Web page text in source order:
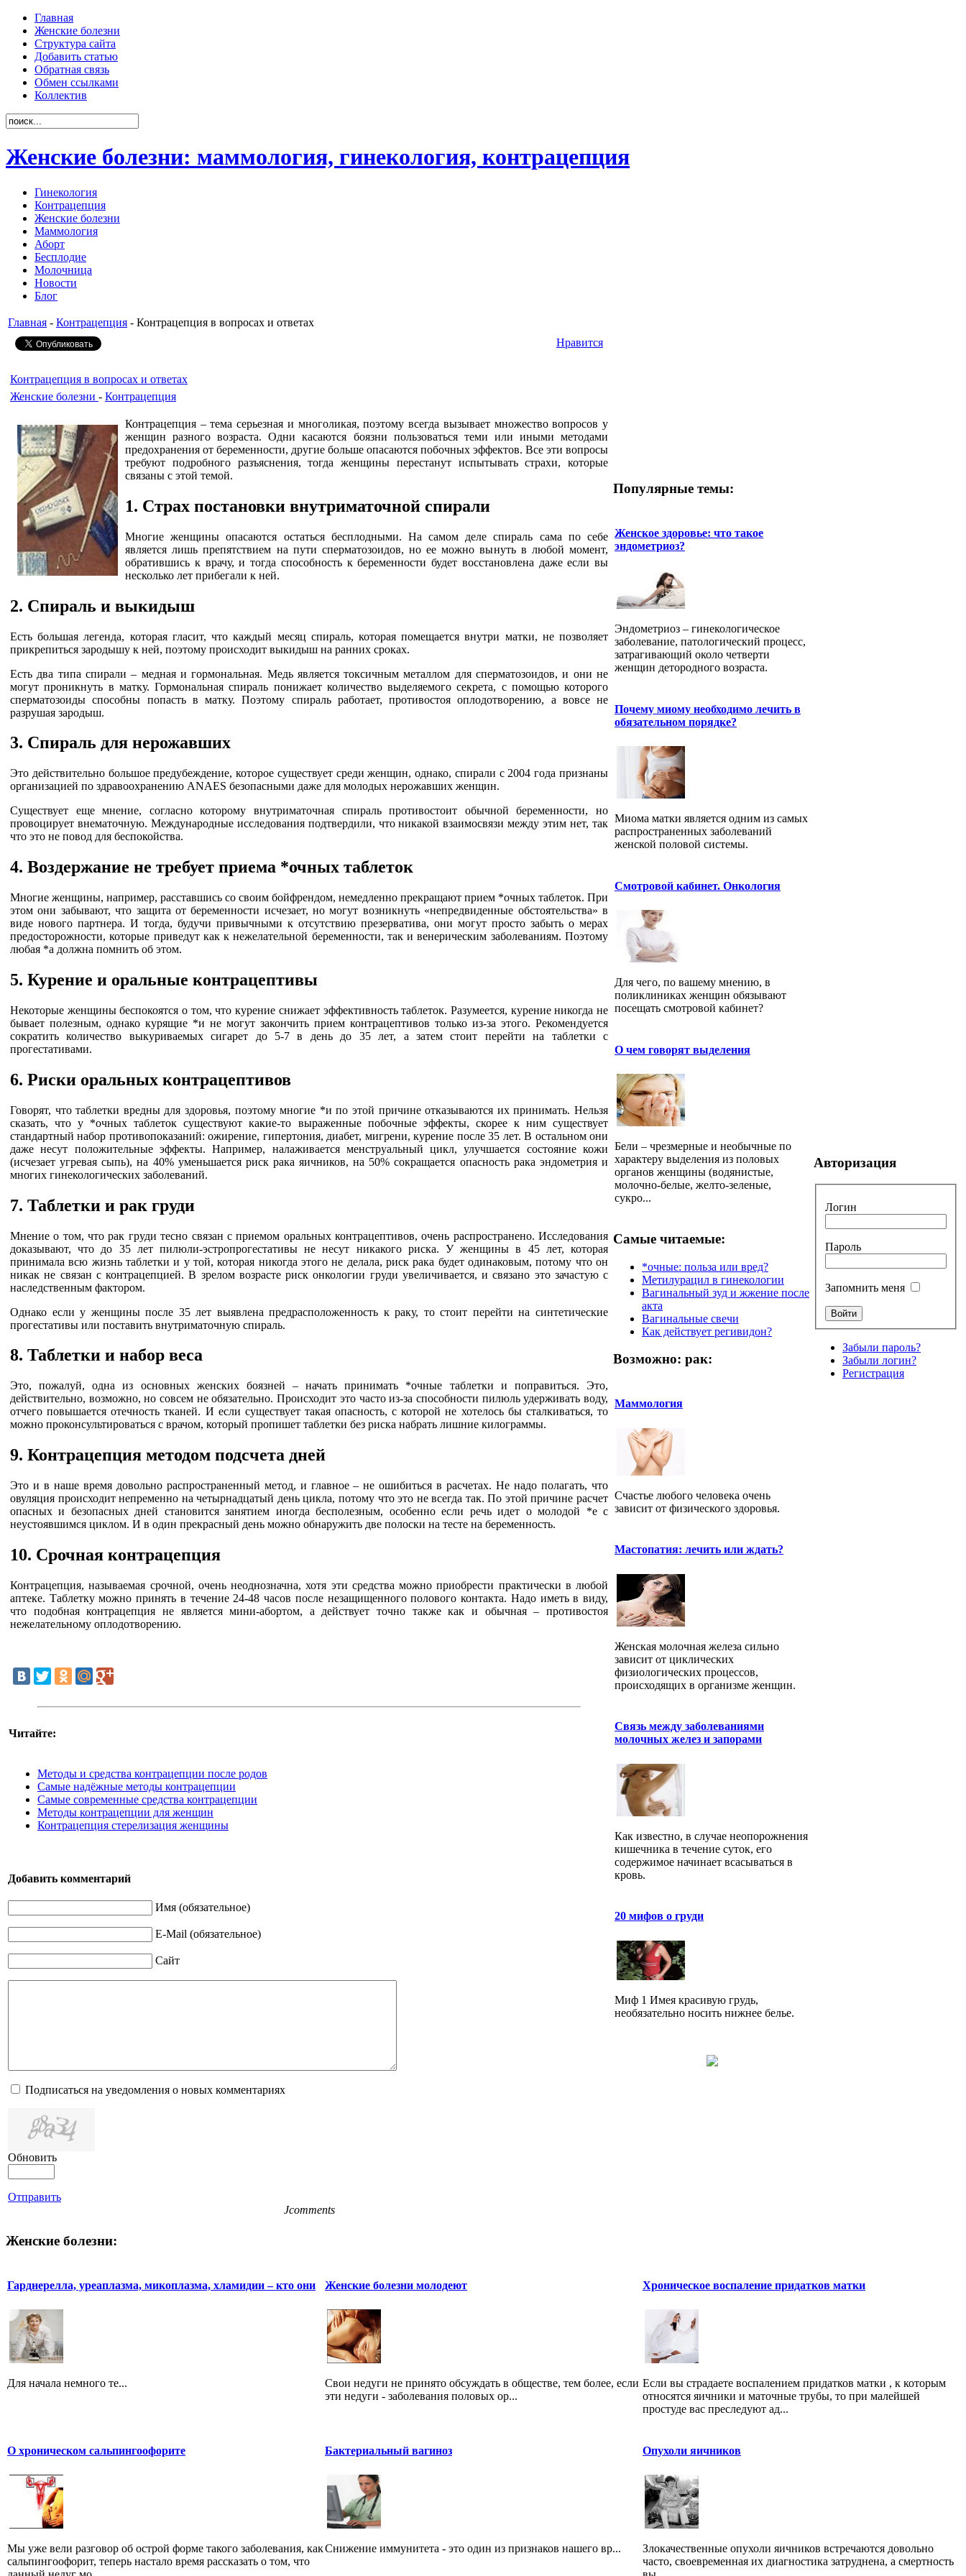
Главная
Женские болезни
Структура сайта
Добавить статью
Обратная связь
Обмен ссылками
Коллектив
Женские болезни: маммология, гинекология, контрацепция
Гинекология
Контрацепция
Женские болезни
Маммология
Аборт
Бесплодие
Молочница
Новости
Блог
Главная - Контрацепция - Контрацепция в вопросах и ответах
Нравится
Контрацепция в вопросах и ответах
Женские болезни - Контрацепция
Контрацепция – тема серьезная и многоликая, поэтому всегда вызывает множество вопросов у
женщин разного возраста. Одни касаются боязни пользоваться теми или иными методами
предохранения от беременности, другие больше опасаются побочных эффектов. Все эти вопросы
требуют подробного разъяснения, тогда женщины перестанут испытывать страхи, которые
связаны с этой темой.
1. Страх постановки внутриматочной спирали
Многие женщины опасаются остаться бесплодными. На самом деле спираль сама по себе
является лишь препятствием на пути сперматозоидов, но ее можно вынуть в любой момент,
обратившись к врачу, и тогда способность к беременности будет восстановлена даже если вы
несколько лет прибегали к ней.
2. Спираль и выкидыш
Есть большая легенда, которая гласит, что каждый месяц спираль, которая помещается внутри матки, не позволяет
прикрепиться зародышу к ней, поэтому происходит выкидыш на ранних сроках.
Есть два типа спирали – медная и гормональная. Медь является токсичным металлом для сперматозоидов, и они не
могут проникнуть в матку. Гормональная спираль понижает количество выделяемого секрета, с помощью которого
сперматозоиды способны попасть в матку. Поэтому спираль работает, противостоя оплодотворению, а вовсе не
разрушая зародыш.
3. Спираль для нерожавших
Это действительно большое предубеждение, которое существует среди женщин, однако, спирали с 2004 года признаны
организацией по здравоохранению ANAES безопасными даже для молодых нерожавших женщин.
Существует еще мнение, согласно которому внутриматочная спираль противостоит обычной беременности, но
провоцирует внематочную. Международные исследования подтвердили, что никакой взаимосвязи между этим нет, так
что это не повод для беспокойства.
4. Воздержание не требует приема *очных таблеток
Многие женщины, например, расставшись со своим бойфрендом, немедленно прекращают прием *очных таблеток. При
этом они забывают, что защита от беременности исчезает, но могут возникнуть «непредвиденные обстоятельства» в
виде нового партнера. И тогда, будучи привычными к отсутствию презерватива, они могут просто забыть о мерах
предосторожности, которые приведут как к нежелательной беременности, так и венерическим заболеваниям. Поэтому
любая *а должна помнить об этом.
5. Курение и оральные контрацептивы
Некоторые женщины беспокоятся о том, что курение снижает эффективность таблеток. Разумеется, курение никогда не
бывает полезным, однако курящие *и не могут закончить прием контрацептивов только из-за этого. Рекомендуется
сократить количество выкуриваемых сигарет до 5-7 в день до 35 лет, а затем стоит перейти на таблетки с
прогестативами.
6. Риски оральных контрацептивов
Говорят, что таблетки вредны для здоровья, поэтому многие *и по этой причине отказываются их принимать. Нельзя
сказать, что у *очных таблеток существуют какие-то выраженные побочные эффекты, скорее к ним существует
стандартный набор противопоказаний: ожирение, гипертония, диабет, мигрени, курение после 35 лет. В остальном они
даже несут положительные эффекты. Например, налаживается менструальный цикл, улучшается состояние кожи
(исчезает угревая сыпь), на 40% уменьшается риск рака яичников, на 50% сокращается опасность рака эндометрия и
многих гинекологических заболеваний.
7. Таблетки и рак груди
Мнение о том, что рак груди тесно связан с приемом оральных контрацептивов, очень распространено. Исследования
доказывают, что до 35 лет пилюли-эстропрогестативы не несут никакого риска. У женщины в 45 лет, которая
принимала всю жизнь таблетки и у той, которая никогда этого не делала, риск рака будет одинаковым, потому что он
никак не связан с контрацепцией. В зрелом возрасте риск онкологии груди увеличивается, и связано это зачастую с
наследственным фактором.
Однако если у женщины после 35 лет выявлена предрасположенность к раку, то стоит перейти на синтетические
прогестативы или поставить внутриматочную спираль.
8. Таблетки и набор веса
Это, пожалуй, одна из основных женских боязней – начать принимать *очные таблетки и поправиться. Это,
действительно, возможно, но совсем не обязательно. Происходит это часто из-за способности пилюль удерживать воду,
отчего повышается отечность тканей. И если существует такая опасность, с которой не хотелось бы сталкиваться, то
можно проконсультироваться с врачом, который пропишет таблетки без риска набрать лишние килограммы.
9. Контрацепция методом подсчета дней
Это и в наше время довольно распространенный метод, и главное – не ошибиться в расчетах. Не надо полагать, что
овуляция происходит непременно на четырнадцатый день цикла, потому что это не всегда так. По этой причине расчет
опасных и безопасных дней становится занятием иногда бесполезным, особенно если речь идет о молодой *е с
неустоявшимся циклом. И в один прекрасный день можно обнаружить две полоски на тесте на беременность.
10. Срочная контрацепция
Контрацепция, называемая срочной, очень неоднозначна, хотя эти средства можно приобрести практически в любой
аптеке. Таблетку можно принять в течение 24-48 часов после незащищенного полового контакта. Надо иметь в виду,
что подобная контрацепция не является мини-абортом, а действует точно также как и обычная – противостоя
нежелательному оплодотворению.
Читайте:
Методы и средства контрацепции после родов
Самые надёжные методы контрацепции
Самые современные средства контрацепции
Методы контрацепции для женщин
Контрацепция стерелизация женщины
Добавить комментарий
Имя (обязательное)
E-Mail (обязательное)
Сайт
Подписаться на уведомления о новых комментариях
Обновить
Отправить
Jcomments
Популярные темы:
Женское здоровье: что такое
эндометриоз?
Эндометриоз – гинекологическое
заболевание, патологический процесс,
затрагивающий около четверти
женщин детородного возраста.
Почему миому необходимо лечить в
обязательном порядке?
Миома матки является одним из самых
распространенных заболеваний
женской половой системы.
Смотровой кабинет. Онкология
Для чего, по вашему мнению, в
поликлиниках женщин обязывают
посещать смотровой кабинет?
О чем говорят выделения
Бели – чрезмерные и необычные по
характеру выделения из половых
органов женщины (водянистые,
молочно-белые, желто-зеленые,
сукро...
Самые читаемые:
*очные: польза или вред?
Метилурацил в гинекологии
Вагинальный зуд и жжение после
акта
Вагинальные свечи
Как действует регивидон?
Возможно: рак:
Маммология
Счастье любого человека очень
зависит от физического здоровья.
Мастопатия: лечить или ждать?
Женская молочная железа сильно
зависит от циклических
физиологических процессов,
происходящих в организме женщин.
Связь между заболеваниями
молочных желез и запорами
Как известно, в случае неопорожнения
кишечника в течение суток, его
содержимое начинает всасываться в
кровь.
20 мифов о груди
Миф 1 Имея красивую грудь,
необязательно носить нижнее белье.
Авторизация
Логин
Пароль
Запомнить меня
Забыли пароль?
Забыли логин?
Регистрация
Женские болезни:
Гарднерелла, уреаплазма, микоплазма, хламидии – кто они
Для начала немного те...
Женские болезни молодеют
Свои недуги не принято обсуждать в обществе, тем более, если
эти недуги - заболевания половых ор...
Хроническое воспаление придатков матки
Если вы страдаете воспалением придатков матки , к которым
относятся яичники и маточные трубы, то при малейшей
простуде вас преследуют ад...
О хроническом сальпингоофорите
Мы уже вели разговор об острой форме такого заболевания, как
сальпингоофорит, теперь настало время рассказать о том, что
Бактериальный вагиноз
Снижение иммунитета - это один из признаков нашего вр...
Опухоли яичников
Злокачественные опухоли яичников встречаются довольно
часто, своевременная их диагностика затруднена, а смертность